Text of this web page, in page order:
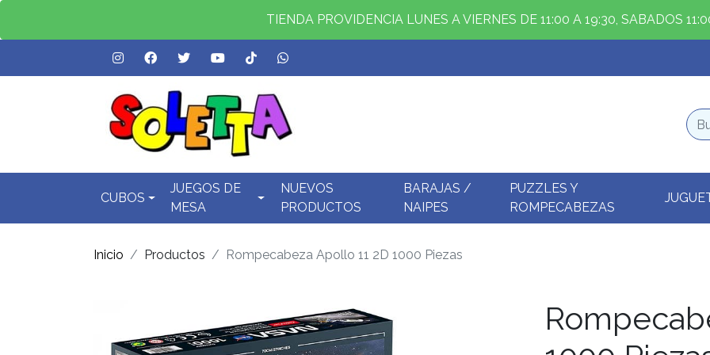
TIENDA PROVIDENCIA LUNES A VIERNES DE 11:00 A 19:30, SABADOS
CUBOS
JUEGOS DE
MESA
NUEVOS
PRODUCTOS
BARAJAS /
NAIPES
PUZZLES Y
ROMPECABEZAS
Inicio Productos Rompecabeza Apollo 11 2D 1000 Piezas